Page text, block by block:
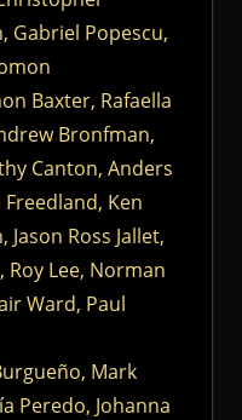
Gabriel Popescu,
Baxter, Rafaella
Bronfman,
Canton, Anders
Freedland, Ken
Ross Jallet,
Roy Lee, Norman
Ward, Paul
Mark
Peredo, Johanna